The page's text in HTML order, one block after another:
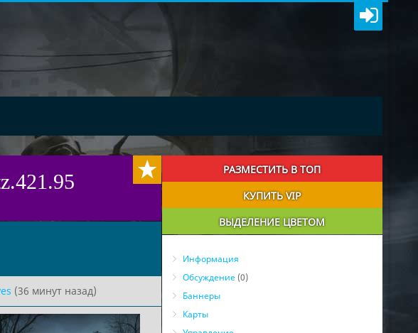
(36 минут назад)
РАЗМЕСТИТЬ В ТОП
КУПИТЬ VIP
ВЫДЕЛЕНИЕ ЦВЕТОМ
Информация
Обсуждение(0)
Баннеры
Карты